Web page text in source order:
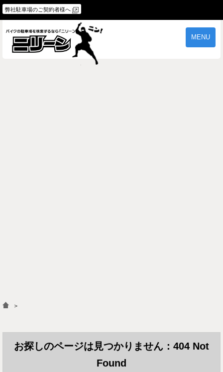
弊社駐車場のご契約者様へ
MENU
＞
お探しのページは見つかりません：404 Not
Found